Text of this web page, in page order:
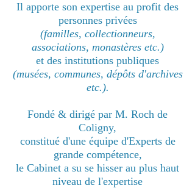
Il apporte son expertise au profit des
personnes privées
(familles, collectionneurs,
associations, monastères etc.)
et des institutions publiques
(musées, communes, dépôts d'archives
etc.).
Fondé & dirigé par M. Roch de
Coligny,
constitué d'une équipe d'Experts de
grande compétence,
le Cabinet a su se hisser au plus haut
niveau de l'expertise